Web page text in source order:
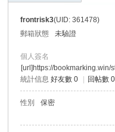
frontrisk3(UID: 361478)
郵箱狀態
未驗證
個人簽名
[url]https://bookmarking.win/
統計信息 好友數 0 回帖數 0
性別 保密